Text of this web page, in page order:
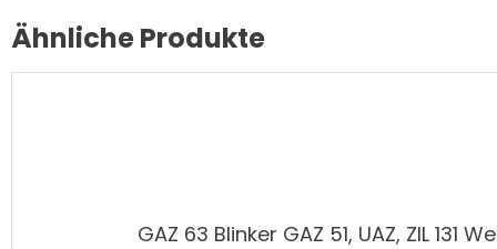
Ähnliche Produkte
GAZ 63 Blinker GAZ 51, UAZ, ZIL 131